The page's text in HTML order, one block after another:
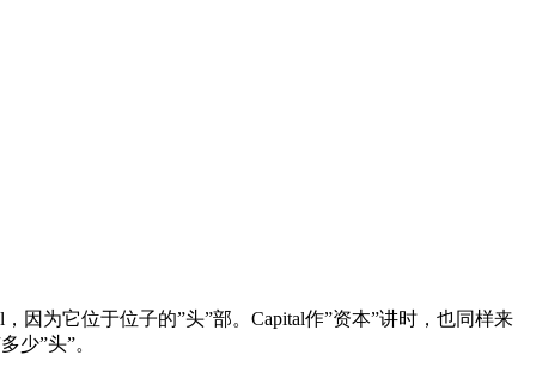
因为它位于位子的”头”部。Capital作”资本”讲时，也同样来
少”头”。